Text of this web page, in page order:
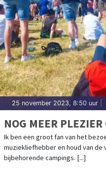
25 november 2023, 8:50 uur
NOG MEER
Ik ben een groot fan van het
muziekliefhebber en houd van
bijbehorende campings. [...]